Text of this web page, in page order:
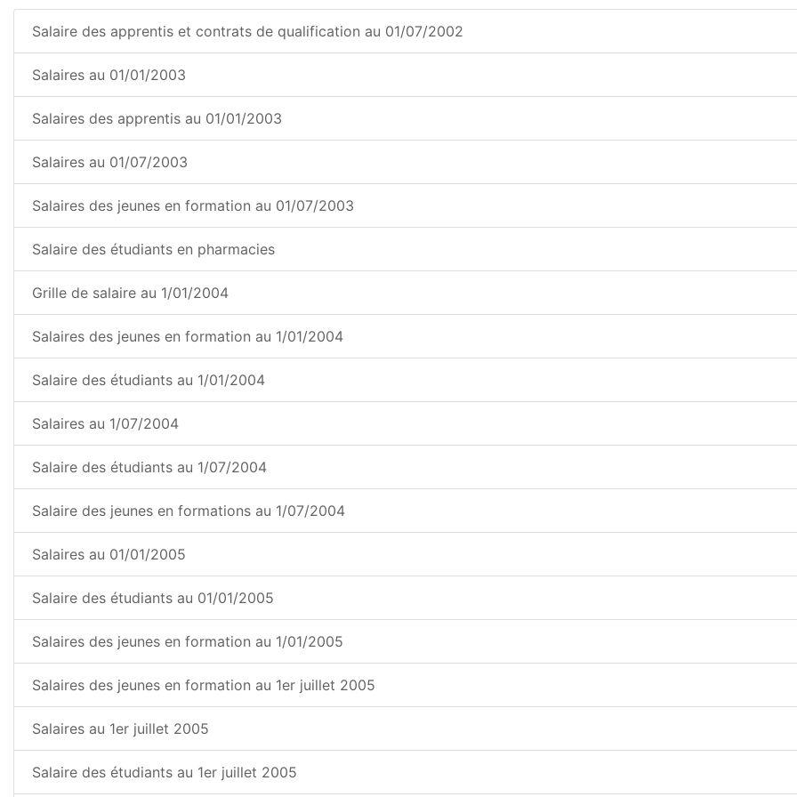
Salaire des apprentis et contrats de qualification au 01/07/2002
Salaires au 01/01/2003
Salaires des apprentis au 01/01/2003
Salaires au 01/07/2003
Salaires des jeunes en formation au 01/07/2003
Salaire des étudiants en pharmacies
Grille de salaire au 1/01/2004
Salaires des jeunes en formation au 1/01/2004
Salaire des étudiants au 1/01/2004
Salaires au 1/07/2004
Salaire des étudiants au 1/07/2004
Salaire des jeunes en formations au 1/07/2004
Salaires au 01/01/2005
Salaire des étudiants au 01/01/2005
Salaires des jeunes en formation au 1/01/2005
Salaires des jeunes en formation au 1er juillet 2005
Salaires au 1er juillet 2005
Salaire des étudiants au 1er juillet 2005